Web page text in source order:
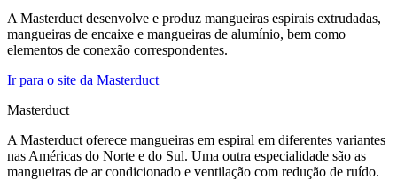
A Masterduct desenvolve e produz mangueiras espirais extrudadas,
mangueiras de encaixe e mangueiras de alumínio, bem como
elementos de conexão correspondentes.
Ir para o site da Masterduct
Masterduct
A Masterduct oferece mangueiras em espiral em diferentes variantes
nas Américas do Norte e do Sul. Uma outra especialidade são as
mangueiras de ar condicionado e ventilação com redução de ruído.